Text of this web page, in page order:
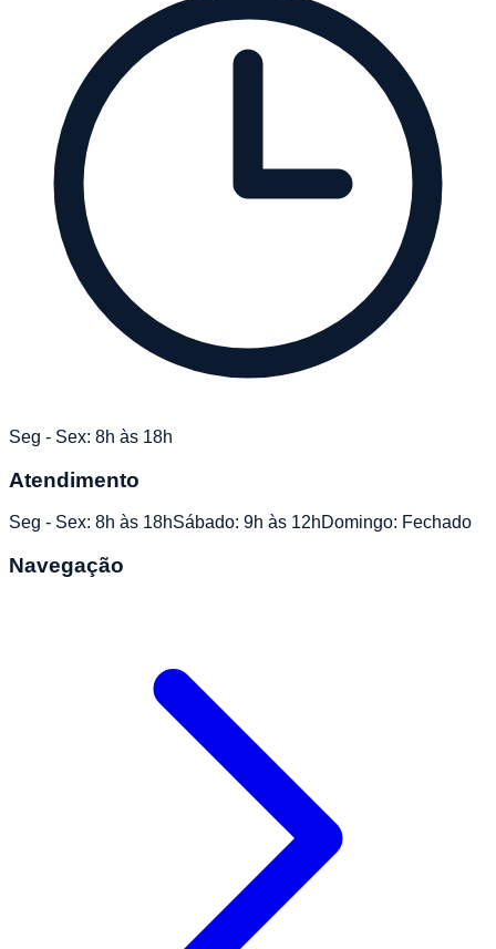
Seg - Sex: 8h às 18h
Atendimento
Seg - Sex: 8h às 18hSábado: 9h às 12hDomingo: Fechado
Navegação